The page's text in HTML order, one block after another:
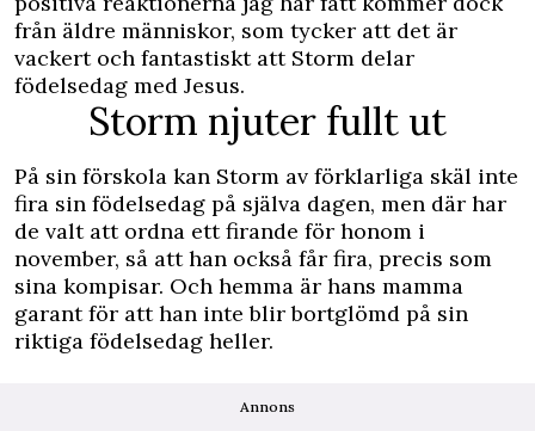
från äldre människor, som tycker att det är
vackert och fantastiskt att Storm delar
födelsedag med Jesus.
Storm njuter fullt ut
På sin förskola kan Storm av förklarliga skäl inte
fira sin födelsedag på själva dagen, men där har
de valt att ordna ett firande för honom i
november, så att han också får fira, precis som
sina kompisar. Och hemma är hans mamma
garant för att han inte blir bortglömd på sin
riktiga födelsedag heller.
Annons